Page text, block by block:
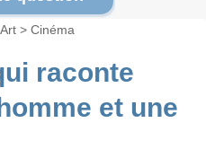
Art >Cinéma
raconte
et une